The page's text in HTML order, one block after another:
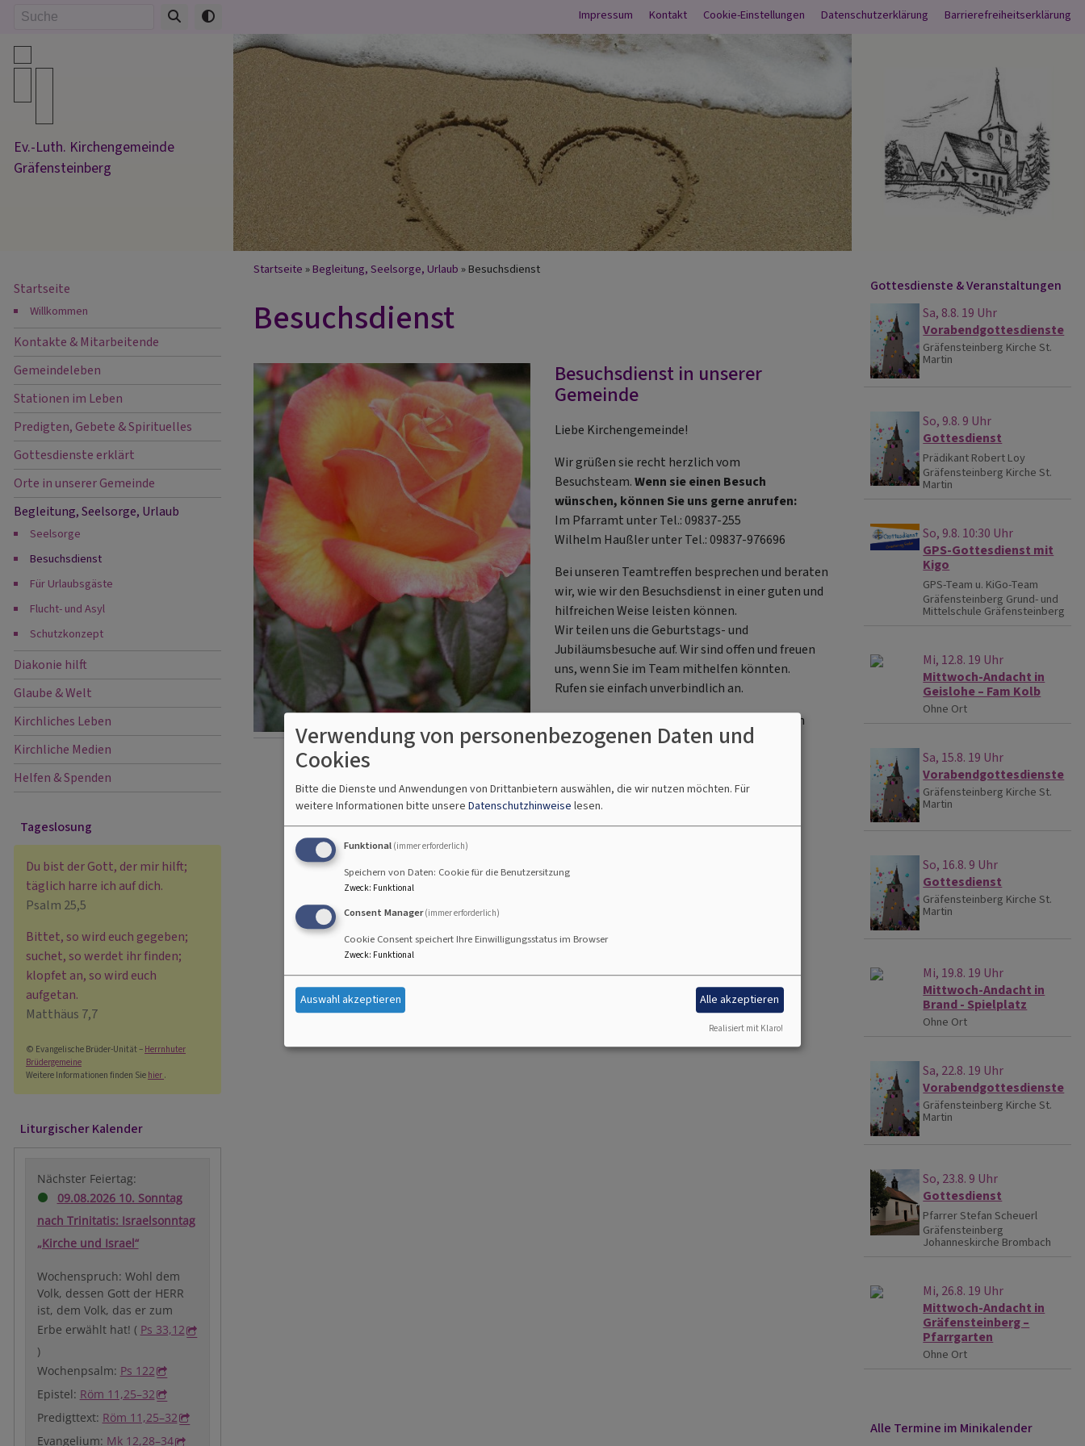
Direkt
Inhalt
Fußbereichsmenü
Impressum Kontakt Cookie-Einstellungen Datenschutzerklärung Barrierefreiheitserklärung
Ev.-Luth. Kirchengemeinde
Gräfensteinberg
Hauptnavigation
Startseite
Willkommen
Kontakte & Mitarbeitende
Gemeindeleben
Stationen im Leben
Predigten, Gebete & Spirituelles
Gottesdienste erklärt
Orte in unserer Gemeinde
Begleitung, Seelsorge, Urlaub
Seelsorge
Besuchsdienst
Für Urlaubsgäste
Flucht- und Asyl
Schutzkonzept
Diakonie hilft
Glaube & Welt
Kirchliches Leben
Kirchliche Medien
Helfen & Spenden
Tageslosung
Du bist der Gott, der mir hilft;
täglich harre ich auf dich.
Psalm 25,5
Bittet, so wird euch gegeben;
suchet, so werdet ihr finden;
klopfet an, so wird euch
aufgetan.
Matthäus 7,7
© Evangelische Brüder-Unität – Herrnhuter
Brüdergemeine
Weitere Informationen finden Sie hier .
Liturgischer Kalender
Nächster Feiertag:
09.08.2026 10. Sonntag
nach Trinitatis: Israelsonntag
„Kirche und Israel“
Wochenspruch: Wohl dem
Volk, dessen Gott der HERR
ist, dem Volk, das er zum
Erbe erwählt hat! ( Ps 33,12
)
Wochenpsalm: Ps 122
Epistel: Röm 11,25–32
Predigttext: Röm 11,25–32
Evangelium: Mk 12,28–34
Breadcrumb
Startseite Begleitung, Seelsorge, Urlaub Besuchsdienst
Besuchsdienst
Besuchsdienst in unserer
Gemeinde
Liebe Kirchengemeinde!
Wir grüßen sie recht herzlich vom
Besuchsteam.Wenn sie einen Besuch
wünschen, können Sie uns gerne anrufen:
Im Pfarramt unter Tel.: 09837-255
Wilhelm Haußler unter Tel.: 09837-976696
Bei unseren Teamtreffen besprechen und beraten
wir, wie wir den Besuchsdienst in einer guten und
hilfreichen Weise leisten können.
Wir teilen uns die Geburtstags- und
Jubiläumsbesuche auf. Wir sind offen und freuen
uns, wenn Sie im Team mithelfen könnten.
Rufen sie einfach unverbindlich an.
Bleiben Sie gesund und verlieren Sie nicht den
Mut. Gott befohlen!
Gottesdienste & Veranstaltungen
Sa, 8.8. 19 Uhr
Vorabendgottesdienste
Gräfensteinberg Kirche St.
Martin
So, 9.8. 9 Uhr
Gottesdienst
Prädikant Robert Loy
Gräfensteinberg Kirche St.
Martin
So, 9.8. 10:30 Uhr
GPS-Gottesdienst mit
Kigo
GPS-Team u. KiGo-Team
Gräfensteinberg Grund- und
Mittelschule Gräfensteinberg
Mi, 12.8. 19 Uhr
Mittwoch-Andacht in
Geislohe – Fam Kolb
Ohne Ort
Sa, 15.8. 19 Uhr
Vorabendgottesdienste
Gräfensteinberg Kirche St.
Martin
So, 16.8. 9 Uhr
Gottesdienst
Gräfensteinberg Kirche St.
Martin
Mi, 19.8. 19 Uhr
Mittwoch-Andacht in
Brand - Spielplatz
Ohne Ort
Sa, 22.8. 19 Uhr
Vorabendgottesdienste
Gräfensteinberg Kirche St.
Martin
So, 23.8. 9 Uhr
Gottesdienst
Pfarrer Stefan Scheuerl
Gräfensteinberg
Johanneskirche Brombach
Mi, 26.8. 19 Uhr
Mittwoch-Andacht in
Gräfensteinberg –
Pfarrgarten
Ohne Ort
Alle Termine im Minikalender
Verwendung von personenbezogenen Daten und
Cookies
Bitte die Dienste und Anwendungen von Drittanbietern auswählen, die wir nutzen möchten. Für
weitere Informationen bitte unsere Datenschutzhinweise lesen.
Funktional (immer erforderlich)
Speichern von Daten: Cookie für die Benutzersitzung
Zweck: Funktional
Consent Manager (immer erforderlich)
Cookie Consent speichert Ihre Einwilligungsstatus im Browser
Zweck: Funktional
Auswahl akzeptieren Alle akzeptieren
Realisiert mit Klaro!